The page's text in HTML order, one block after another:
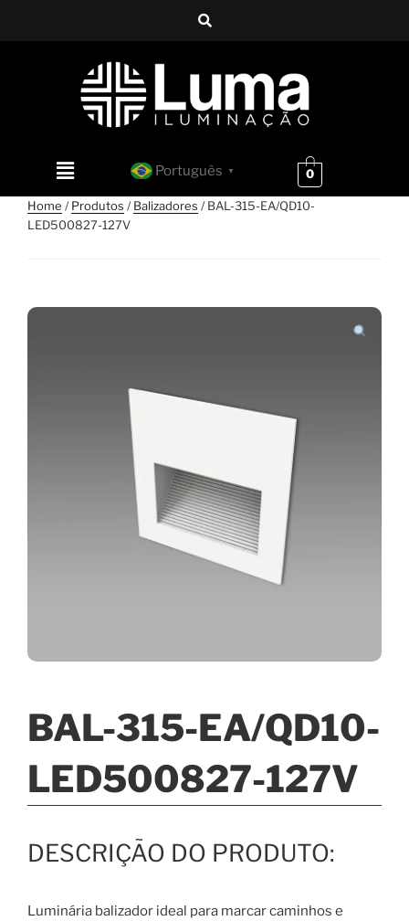
Português ▼ 0
Home /Produtos /Balizadores / BAL-315-EA/QD10-
LED500827-127V
BAL-315-EA/QD10-
LED500827-127V
Luminária balizador ideal para marcar caminhos e